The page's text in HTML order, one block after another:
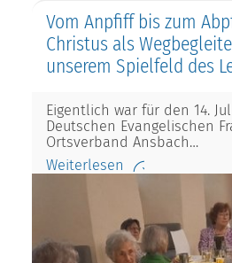
Vom Anpfiff bis zum
Christus als
unserem Spielfeld des
Eigentlich war für den 14.
Deutschen Evangelischen
Ortsverband Ansbach…
Weiterlesen